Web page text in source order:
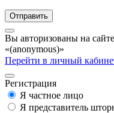
Отправить
Вы авторизованы на
«(anonymous)»
Перейти в личный
Регистрация
Я частное лицо
Я представитель